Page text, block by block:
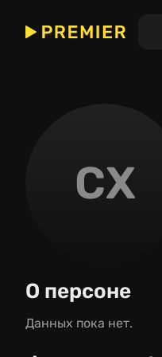
СХ
О персоне
Данных пока нет.